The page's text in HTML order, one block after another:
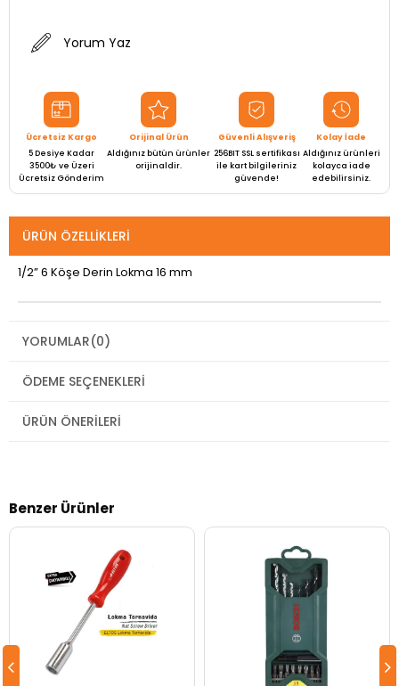
Yorum Yaz
Ücretsiz Kargo
5 Desiye Kadar
3500₺ ve Üzeri
Ücretsiz Gönderim
Orijinal Ürün
Aldığınız bütün ürünler
orijinaldir.
Güvenli Alışveriş
256BIT SSL sertifikası
ile kart bilgileriniz
güvende!
Kolay İade
Aldığınız ürünleri
kolayca iade
edebilirsiniz.
ÜRÜN ÖZELLIKLERI
1/2” 6 Köşe Derin Lokma 16 mm
YORUMLAR(0)
ÖDEME SEÇENEKLERI
ÜRÜN ÖNERILERI
Benzer Ürünler